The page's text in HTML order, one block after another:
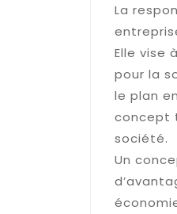
La
Elle vise
pour la
le plan
concept
société.
Un